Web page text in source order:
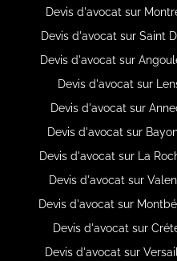
Devis d'avocat sur
Devis d'avocat sur Saint
Devis d'avocat sur
Devis d'avocat sur
Devis d'avocat sur
Devis d'avocat sur
Devis d'avocat sur La
Devis d'avocat sur
Devis d'avocat sur
Devis d'avocat sur
Devis d'avocat sur